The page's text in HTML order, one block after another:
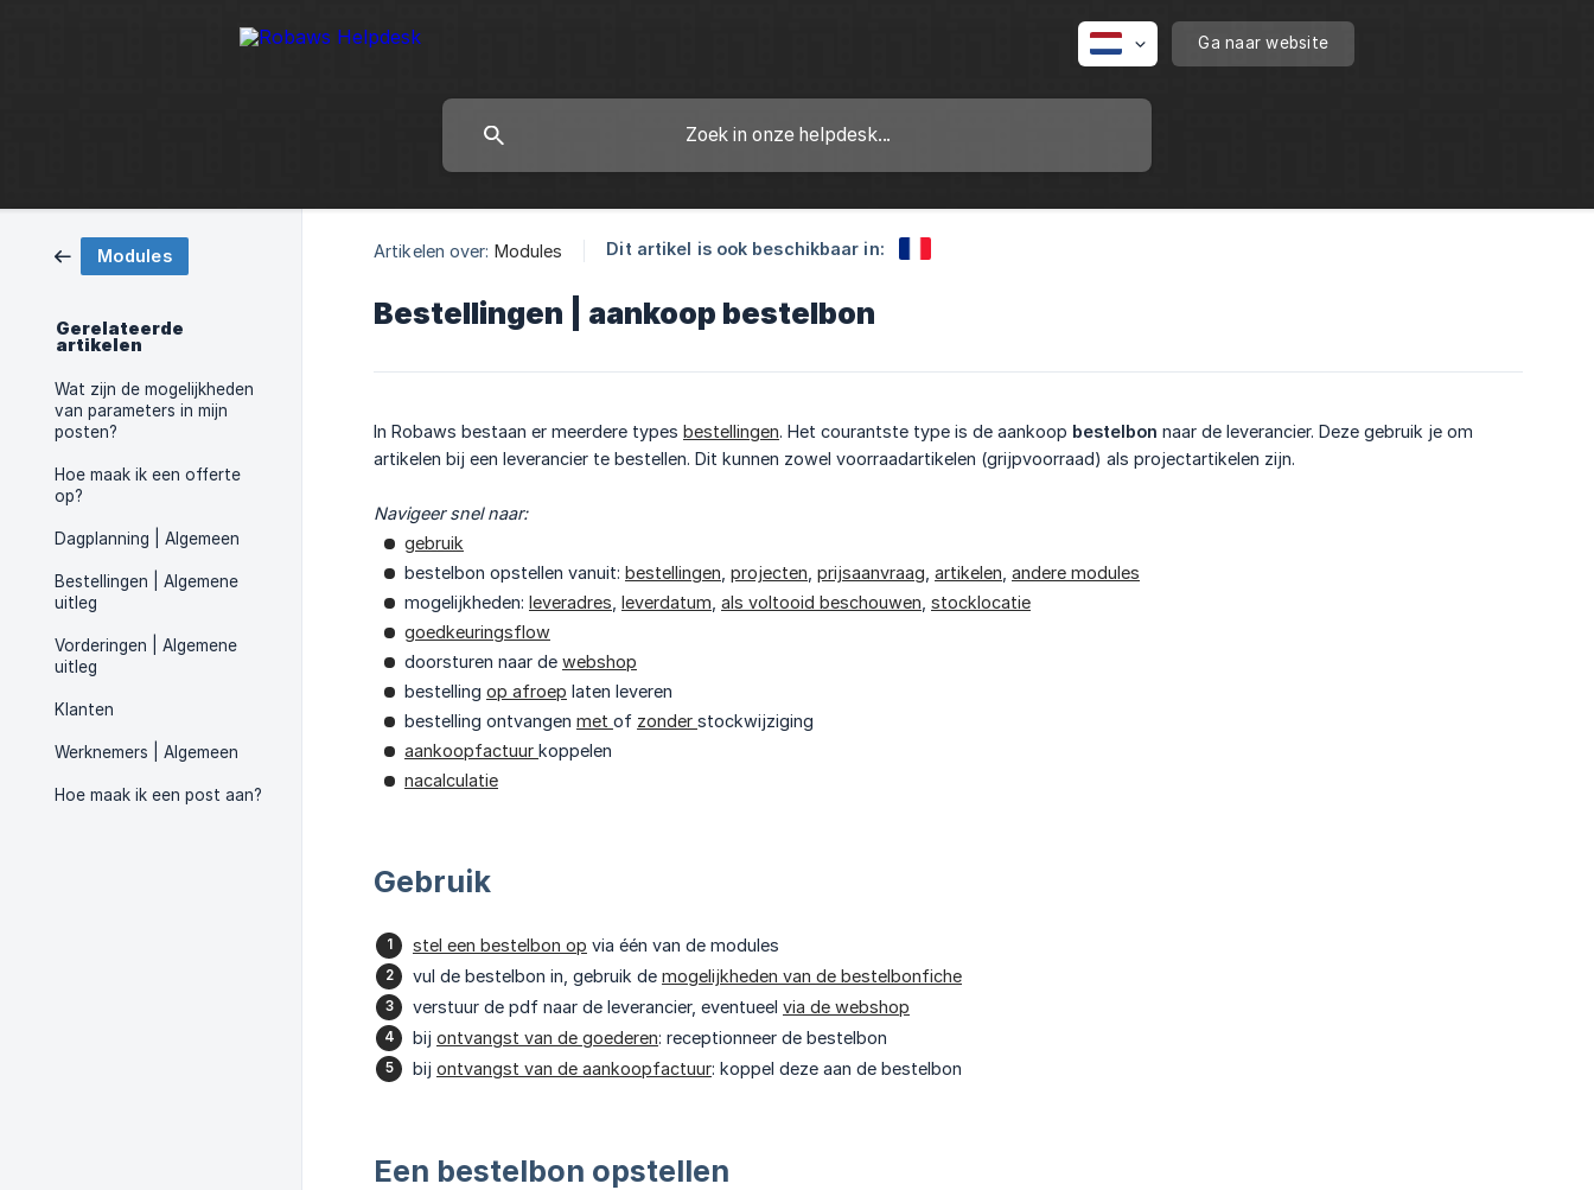
Ga naar website
Modules
Gerelateerde
artikelen
Wat zijn de mogelijkheden
van parameters in mijn
posten?
Hoe maak ik een offerte
op?
Dagplanning | Algemeen
Bestellingen | Algemene
uitleg
Vorderingen | Algemene
uitleg
Klanten
Werknemers | Algemeen
Hoe maak ik een post aan?
Artikelen over: Modules Dit artikel is ook beschikbaar in:
Bestellingen | aankoop bestelbon
In Robaws bestaan er meerdere types bestellingen. Het courantste type is de aankoop bestelbon naar de leverancier. Deze gebruik je om
artikelen bij een leverancier te bestellen. Dit kunnen zowel voorraadartikelen (grijpvoorraad) als projectartikelen zijn.
Navigeer snel naar:
gebruik
bestelbon opstellen vanuit: bestellingen projecten prijsaanvraag artikelen andere modules
mogelijkheden: leveradres leverdatum als voltooid beschouwen stocklocatie
goedkeuringsflow
doorsturen naar de webshop
bestelling op afroep laten leveren
bestelling ontvangen met of zonder stockwijziging
aankoopfactuur koppelen
nacalculatie
Gebruik
stel een bestelbon op via één van de modules
vul de bestelbon in, gebruik de mogelijkheden van de bestelbonfiche
verstuur de pdf naar de leverancier, eventueel via de webshop
bij ontvangst van de goederen: receptionneer de bestelbon
bij ontvangst van de aankoopfactuur: koppel deze aan de bestelbon
Een bestelbon opstellen